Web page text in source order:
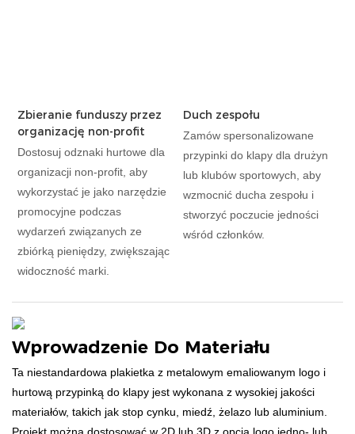
Zbieranie funduszy przez
organizację non-profit
Dostosuj odznaki hurtowe dla
organizacji non-profit, aby
wykorzystać je jako narzędzie
promocyjne podczas
wydarzeń związanych ze
zbiórką pieniędzy, zwiększając
widoczność marki.
Duch zespołu
Zamów spersonalizowane
przypinki do klapy dla drużyn
lub klubów sportowych, aby
wzmocnić ducha zespołu i
stworzyć poczucie jedności
wśród członków.
Wprowadzenie Do Materiału
Ta niestandardowa plakietka z metalowym emaliowanym logo i
hurtową przypinką do klapy jest wykonana z wysokiej jakości
materiałów, takich jak stop cynku, miedź, żelazo lub aluminium.
Projekt można dostosować w 2D lub 3D z opcją logo jedno- lub